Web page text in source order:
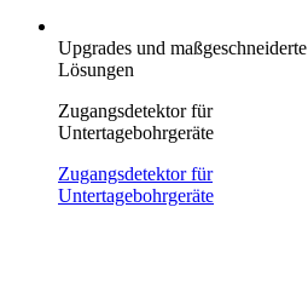
Upgrades und maßgeschneiderte
Lösungen
Zugangsdetektor für
Untertagebohrgeräte
Zugangsdetektor für
Untertagebohrgeräte